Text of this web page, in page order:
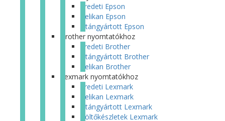
Eredeti Epson
Pelikan Epson
Utángyártott Epson
Brother nyomtatókhoz
Eredeti Brother
Utángyártott Brother
Pelikan Brother
Lexmark nyomtatókhoz
Eredeti Lexmark
Pelikan Lexmark
Utángyártott Lexmark
Töltőkészletek Lexmark